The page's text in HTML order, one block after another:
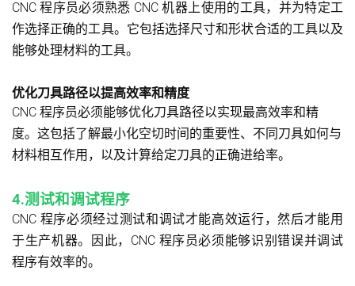
CNC 程序员必须熟悉 CNC 机器上使用的工具，并为特定工
作选择正确的工具。它包括选择尺寸和形状合适的工具以及
能够处理材料的工具。
优化刀具路径以提高效率和精度
CNC 程序员必须能够优化刀具路径以实现最高效率和精
度。这包括了解最小化空切时间的重要性、不同刀具如何与
材料相互作用，以及计算给定刀具的正确进给率。
4.测试和调试程序
CNC 程序必须经过测试和调试才能高效运行，然后才能用
于生产机器。因此，CNC 程序员必须能够识别错误并调试
程序有效率的。